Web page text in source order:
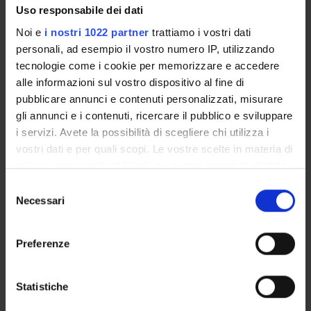
Uso responsabile dei dati
Noi e i nostri 1022 partner trattiamo i vostri dati
personali, ad esempio il vostro numero IP, utilizzando
tecnologie come i cookie per memorizzare e accedere
alle informazioni sul vostro dispositivo al fine di
pubblicare annunci e contenuti personalizzati, misurare
gli annunci e i contenuti, ricercare il pubblico e sviluppare
i servizi. Avete la possibilità di scegliere chi utilizza i
vostri dati e per quali scopi. Le vostre scelte in materia di
privacy sono applicabili solo su questa proprietà digitale
modificare o revocare il proprio consenso in qualsiasi
momento dalla Dichiarazione sui cookie o facendo clic
raccogliere informazioni sulla tua posizione
geografica, con un'approssimazione di qualche
delNecessari
Preferenze
Statistiche
tematiche relative ai rispettivi corsi di laurea.
NOTA: La spesa per le missioni è di Euro 1000(Euro mille)
SPONSORS:
Funds:assigned and managed by the department
Funds:assigned and managed by the department
PROJECT PARTICIPANTS
Associate Professor